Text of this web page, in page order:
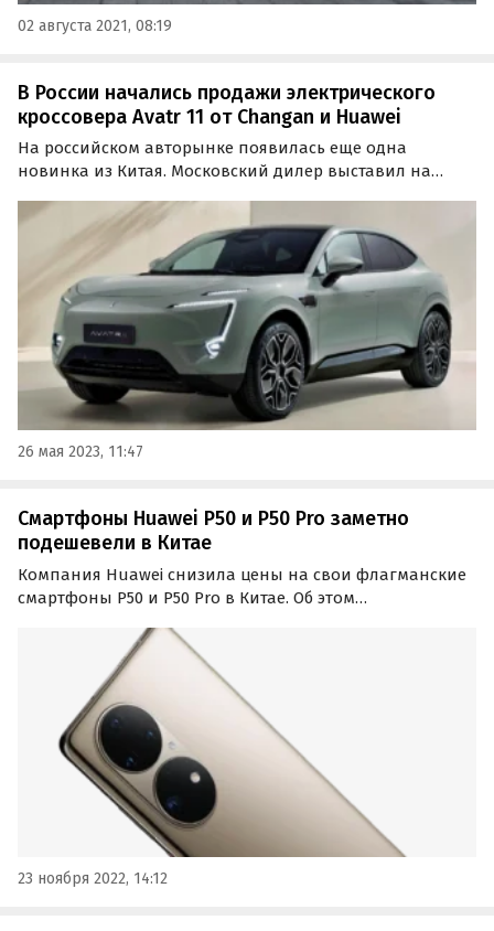
02 августа 2021, 08:19
В России начались продажи электрического
кроссовера Avatr 11 от Changan и Huawei
На российском авторынке появилась еще одна
новинка из Китая. Московский дилер выставил на
электрический кроссовер Avatr 11 2023 года выпуска,
созданный в рамках совместного проекта Changan с
Huawei и CATL.
26 мая 2023, 11:47
Смартфоны Huawei P50 и P50 Pro заметно
подешевели в Китае
Компания Huawei снизила цены на свои флагманские
смартфоны P50 и P50 Pro в Китае. Об этом
китайского техногиганта.
23 ноября 2022, 14:12